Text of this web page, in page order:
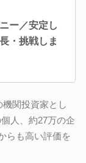
ー／安定し
・挑戦しま
関投資家とし
人、約27万の企
らも高い評価を